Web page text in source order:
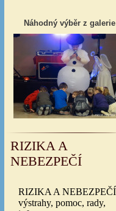
Náhodný výběr z galerie
RIZIKA A
NEBEZPEČÍ